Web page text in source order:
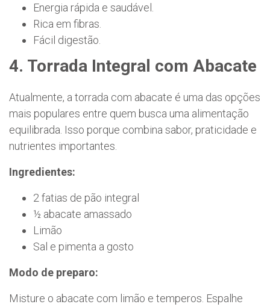
Energia rápida e saudável.
Rica em fibras.
Fácil digestão.
4. Torrada Integral com Abacate
Atualmente, a torrada com abacate é uma das opções
mais populares entre quem busca uma alimentação
equilibrada. Isso porque combina sabor, praticidade e
nutrientes importantes.
Ingredientes:
2 fatias de pão integral
½ abacate amassado
Limão
Sal e pimenta a gosto
Modo de preparo:
Misture o abacate com limão e temperos. Espalhe